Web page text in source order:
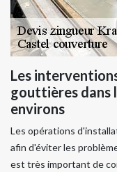
Les
gouttières dans
environs
Les opérations
afin d'éviter les
est très important de